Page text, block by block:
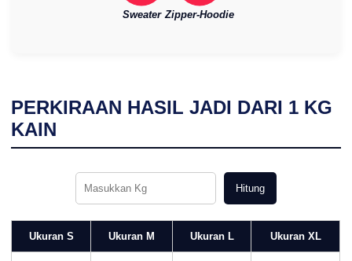
Sweater Zipper-Hoodie
PERKIRAAN HASIL JADI DARI 1 KG
KAIN
Hitung
Ukuran S Ukuran M Ukuran L Ukuran XL